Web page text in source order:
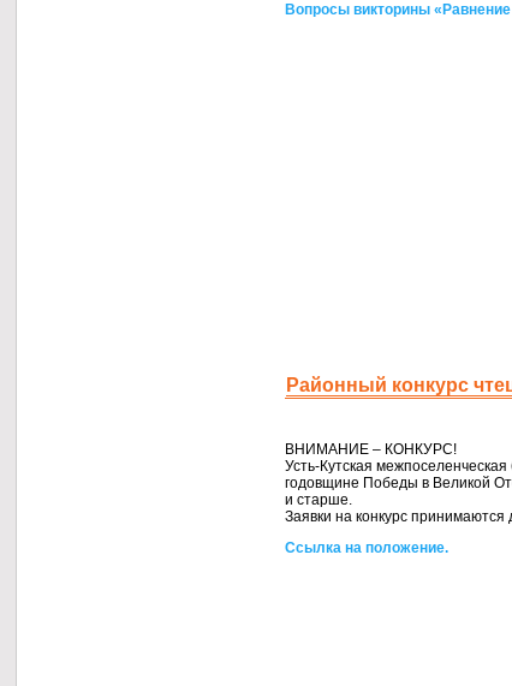
Вопросы викторины
Районный конкурс
ВНИМАНИЕ – КОНКУРС!
Усть-Кутская
годовщине Победыв Великой
и старше.
Заявкина конкурс принимаются
Ссылкана положение.